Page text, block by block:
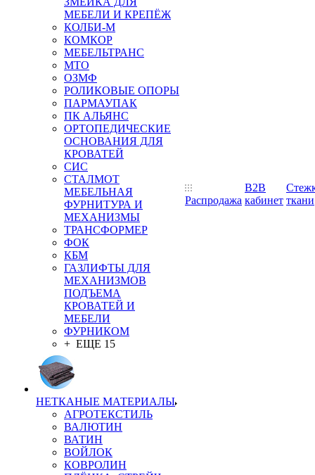
МЕБЕЛИ И КРЕПЁЖ
КОЛБИ-М
КОМКОР
МЕБЕЛЬТРАНС
MTO
ОЗМФ
РОЛИКОВЫЕ ОПОРЫ
ПАРМАУПАК
ПК АЛЬЯНС
ОРТОПЕДИЧЕСКИЕ
ОСНОВАНИЯ ДЛЯ
КРОВАТЕЙ
СИС
СТАЛМОТ
МЕБЕЛЬНАЯ
ФУРНИТУРА И
МЕХАНИЗМЫ
ТРАНСФОРМЕР
ФОК
КБМ
ГАЗЛИФТЫ ДЛЯ
МЕХАНИЗМОВ
ПОДЪЕМА
КРОВАТЕЙ И
МЕБЕЛИ
ФУРНИКОМ
+ ЕЩЕ 15
НЕТКАНЫЕ МАТЕРИАЛЫ
АГРОТЕКСТИЛЬ
ВАЛЮТИН
ВАТИН
ВОЙЛОК
КОВРОЛИН
Распродажа
B2B
кабинет ткани